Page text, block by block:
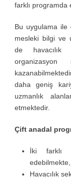
farklı programda
Bu uygulama ile
mesleki bilgi ve
de havacılık
daha geniş
uzmanlık
etmektedir.
Çift anadal
İki farklı
edebilmekte,
Havacılık